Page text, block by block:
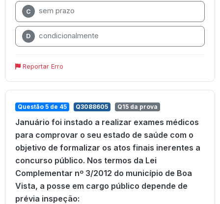
C sem prazo
D condicionalmente
Reportar Erro
Questão 5 de 45 Q3088605 Q15 da prova
Januário foi instado a realizar exames médicos
para comprovar o seu estado de saúde com o
objetivo de formalizar os atos finais inerentes a
concurso público. Nos termos da Lei
Complementar nº 3/2012 do município de Boa
Vista, a posse em cargo público depende de
prévia inspeção: